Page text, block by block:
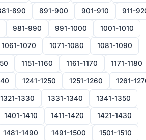
890 891-900 901-910 911-
981-990 991-1000 1001-1010
1061-1070 1071-1080 1081-1090
1151-1160 1161-1170 1171-1180
1241-1250 1251-1260 1261-
1321-1330 1331-1340 1341-1350
1401-1410 1411-1420 1421-1430
1481-1490 1491-1500 1501-1510